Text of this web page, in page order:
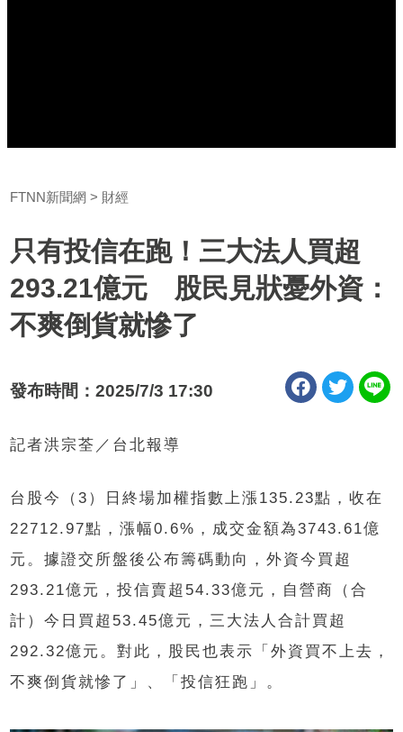
FTNN新聞網 財經
只有投信在跑！三大法人買超
293.21億元 股民見狀憂外資：
不爽倒貨就慘了
發布時間：2025/7/3 17:30
記者洪宗荃／台北報導
台股今（3）日終場加權指數上漲135.23點，收在
22712.97點，漲幅0.6%，成交金額為3743.61億
元。據證交所盤後公布籌碼動向，外資今買超
293.21億元，投信賣超54.33億元，自營商（合
計）今日買超53.45億元，三大法人合計買超
292.32億元。對此，股民也表示「外資買不上去，
不爽倒貨就慘了」、「投信狂跑」。